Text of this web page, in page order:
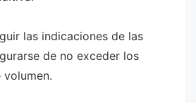
las indicaciones de las
de no exceder los
volumen.